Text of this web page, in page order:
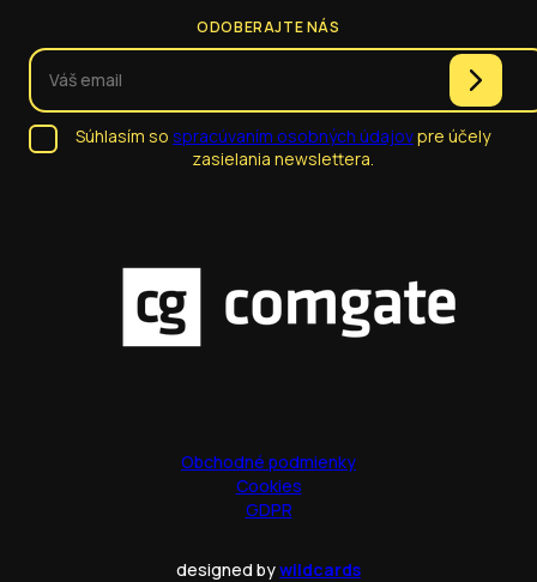
ODOBERAJTE NÁS
Súhlasím so spracúvaním osobných údajovpre účely
zasielania newslettera.
Obchodné podmienky
Cookies
GDPR
designed bywildcards